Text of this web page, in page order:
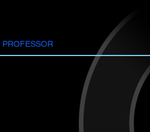
PROFESSOR